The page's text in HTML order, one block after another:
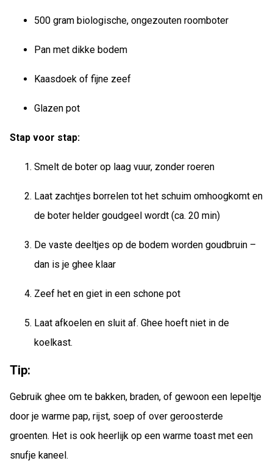
500 gram biologische, ongezouten roomboter
Pan met dikke bodem
Kaasdoek of fijne zeef
Glazen pot
Stap voor stap:
Smelt de boter op laag vuur, zonder roeren
Laat zachtjes borrelen tot het schuim omhoogkomt en
de boter helder goudgeel wordt (ca. 20 min)
De vaste deeltjes op de bodem worden goudbruin –
dan is je ghee klaar
Zeef het en giet in een schone pot
Laat afkoelen en sluit af. Ghee hoeft niet in de
koelkast.
Tip:
Gebruik ghee om te bakken, braden, of gewoon een lepeltje
door je warme pap, rijst, soep of over geroosterde
groenten. Het is ook heerlijk op een warme toast met een
snufje kaneel.